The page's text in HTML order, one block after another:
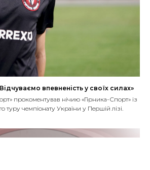
впевненість у своїх силах»
прокоментував нічию «Гірника-Спорт» із
туру чемпіонату України у Першій лізі.